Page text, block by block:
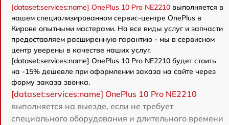
[dataset:services:name] OnePlus 10 Pro NE2210 выполняется в
нашем специализированном сервис-центре OnePlus в
Кирове опытными мастерами. На все виды услуг и запчасти
предоставляем расширенную гарантию - мы в сервисном
центр уверены в качестве наших услуг.
[dataset:services:name] OnePlus 10 Pro NE2210 будет стоить
на -15% дешевле при оформлении заказа на сайте через
форму заказа звонка.
[dataset:services:name] OnePlus 10 Pro NE2210
выполняется на выезде, если не требует
специального оборудования и длительного времени